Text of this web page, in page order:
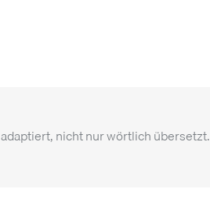
nicht nur wörtlich übersetzt.